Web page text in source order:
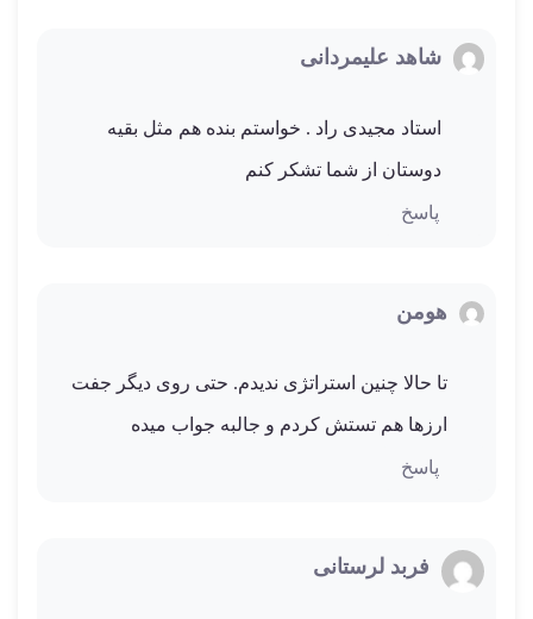
شاهد علیمردانی
استاد مجیدی راد . خواستم بنده هم مثل بقیه
دوستان از شما تشکر کنم
پاسخ
هومن
تا حالا چنین استراتژی ندیدم. حتی روی دیگر جفت
ارزها هم تستش کردم و جالبه جواب میده
پاسخ
فربد لرستانی